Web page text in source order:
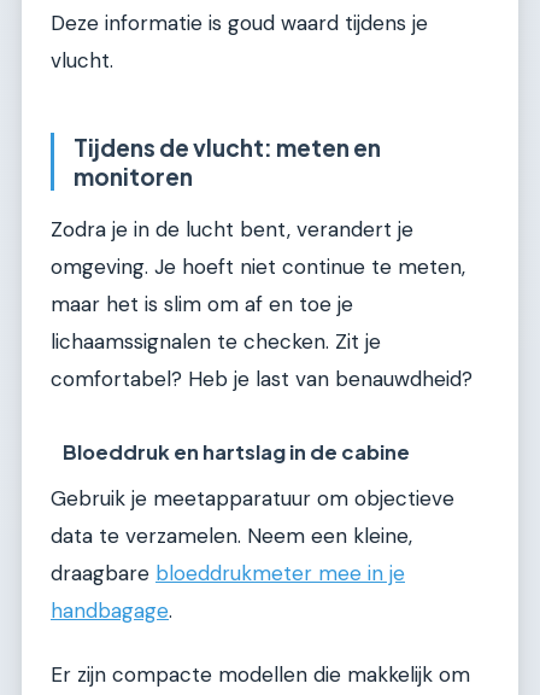
Deze informatie is goud waard tijdens je
vlucht.
Tijdens de vlucht: meten en
monitoren
Zodra je in de lucht bent, verandert je
omgeving. Je hoeft niet continue te meten,
maar het is slim om af en toe je
lichaamssignalen te checken. Zit je
comfortabel? Heb je last van benauwdheid?
Bloeddruk en hartslag in de cabine
Gebruik je meetapparatuur om objectieve
data te verzamelen. Neem een kleine,
draagbare bloeddrukmeter mee in je
handbagage.
Er zijn compacte modellen die makkelijk om